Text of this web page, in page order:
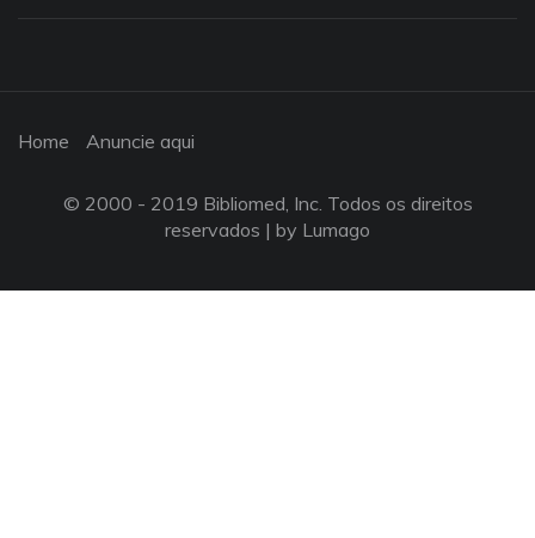
Home Anuncie aqui
© 2000 - 2019 Bibliomed, Inc. Todos os direitos
reservados | by Lumago